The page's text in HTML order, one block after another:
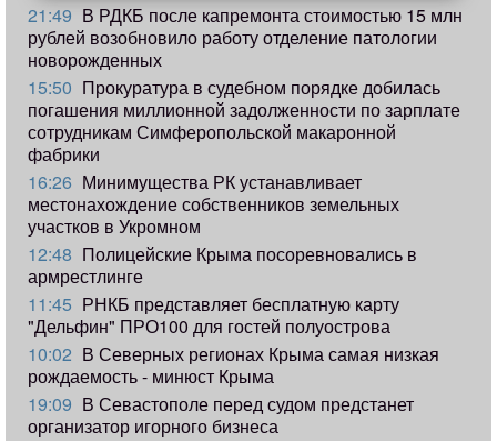
21:49 В РДКБ после капремонта стоимостью 15 млн
рублей возобновило работу отделение патологии
новорожденных
15:50 Прокуратура в судебном порядке добилась
погашения миллионной задолженности по зарплате
сотрудникам Симферопольской макаронной
фабрики
16:26 Минимущества РК устанавливает
местонахождение собственников земельных
участков в Укромном
12:48 Полицейские Крыма посоревновались в
армрестлинге
11:45 РНКБ представляет бесплатную карту
"Дельфин" ПРО100 для гостей полуострова
10:02 В Северных регионах Крыма самая низкая
рождаемость - минюст Крыма
19:09 В Севастополе перед судом предстанет
организатор игорного бизнеса